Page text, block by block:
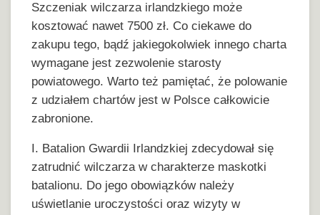
Szczeniak wilczarza irlandzkiego może
kosztować nawet 7500 zł. Co ciekawe do
zakupu tego, bądź jakiegokolwiek innego charta
wymagane jest zezwolenie starosty
powiatowego. Warto też pamiętać, że polowanie
z udziałem chartów jest w Polsce całkowicie
zabronione.
I. Batalion Gwardii Irlandzkiej zdecydował się
zatrudnić wilczarza w charakterze maskotki
batalionu. Do jego obowiązków należy
uświetlanie uroczystości oraz wizyty w